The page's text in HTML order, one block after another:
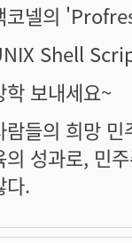
코넬의
Shell
학 보내세요~
람들의 희망
의 성과로, 민
다.